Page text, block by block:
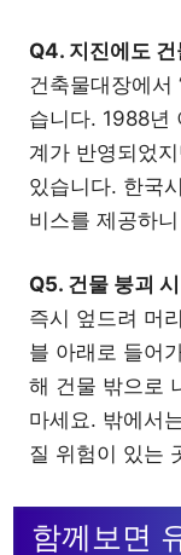
Q4. 지진에도
건축물대장에서
습니다. 1988년
계가 반영되었
있습니다. 한국
비스를 제공하
Q5. 건물 붕괴
즉시 엎드려 머
블 아래로 들어
해 건물 밖으로
마세요. 밖에서
질 위험이 있는
함께보면